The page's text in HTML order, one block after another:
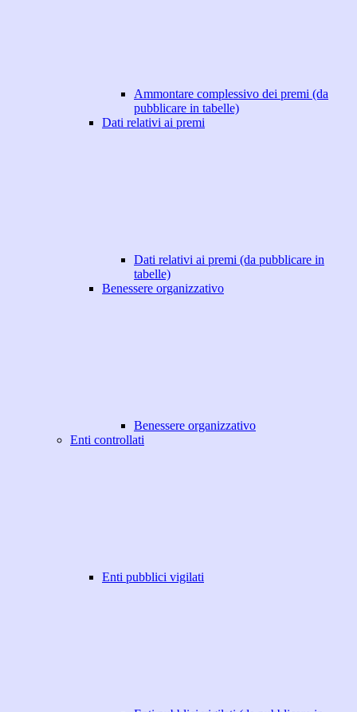
Ammontare complessivo dei premi (da
pubblicare in tabelle)
Dati relativi ai premi
Dati relativi ai premi (da pubblicare in
tabelle)
Benessere organizzativo
Benessere organizzativo
Enti controllati
Enti pubblici vigilati